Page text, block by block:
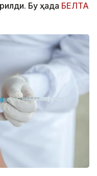
Бу ҳақда БЕЛТА